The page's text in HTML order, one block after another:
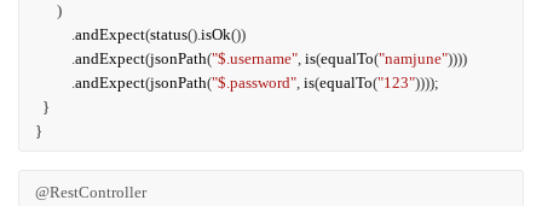
)
.andExpect(status().isOk())
.andExpect(jsonPath("$.username", is(equalTo("namjune"))))
.andExpect(jsonPath("$.password", is(equalTo("123"))));
}
}
@RestController